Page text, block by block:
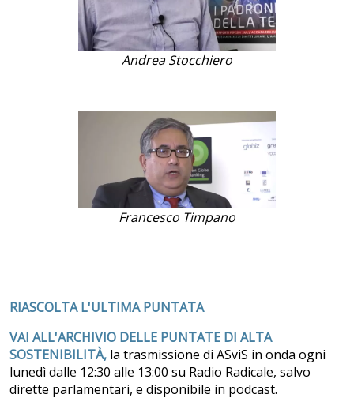
Andrea Stocchiero
Francesco Timpano
RIASCOLTA L'ULTIMA PUNTATA
VAI ALL'ARCHIVIO DELLE PUNTATE DI ALTA
SOSTENIBILITÀ, la trasmissione di ASviS in onda ogni
lunedì dalle 12:30 alle 13:00 su Radio Radicale, salvo
dirette parlamentari, e disponibile in podcast.